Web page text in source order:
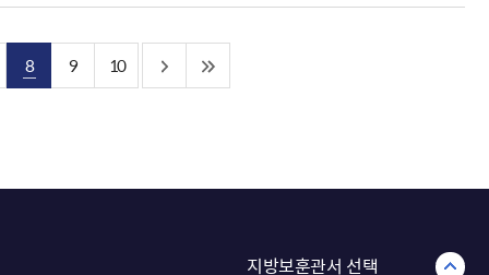
8 9 10
지방보훈관서 선택